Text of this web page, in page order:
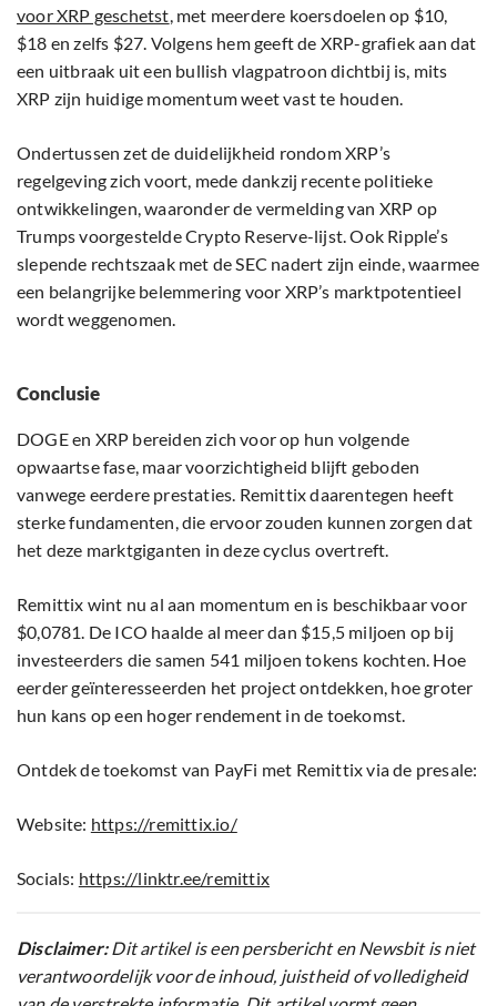
voor XRP geschetst, met meerdere koersdoelen op $10,
$18 en zelfs $27. Volgens hem geeft de XRP-grafiek aan dat
een uitbraak uit een bullish vlagpatroon dichtbij is, mits
XRP zijn huidige momentum weet vast te houden.
Ondertussen zet de duidelijkheid rondom XRP’s
regelgeving zich voort, mede dankzij recente politieke
ontwikkelingen, waaronder de vermelding van XRP op
Trumps voorgestelde Crypto Reserve-lijst. Ook Ripple’s
slepende rechtszaak met de SEC nadert zijn einde, waarmee
een belangrijke belemmering voor XRP’s marktpotentieel
wordt weggenomen.
Conclusie
DOGE en XRP bereiden zich voor op hun volgende
opwaartse fase, maar voorzichtigheid blijft geboden
vanwege eerdere prestaties. Remittix daarentegen heeft
sterke fundamenten, die ervoor zouden kunnen zorgen dat
het deze marktgiganten in deze cyclus overtreft.
Remittix wint nu al aan momentum en is beschikbaar voor
$0,0781. De ICO haalde al meer dan $15,5 miljoen op bij
investeerders die samen 541 miljoen tokens kochten. Hoe
eerder geïnteresseerden het project ontdekken, hoe groter
hun kans op een hoger rendement in de toekomst.
Ontdek de toekomst van PayFi met Remittix via de presale:
Website: https://remittix.io/
Socials: https://linktr.ee/remittix
Disclaimer:Dit artikel is een persbericht en Newsbit is niet
verantwoordelijk voor de inhoud, juistheid of volledigheid